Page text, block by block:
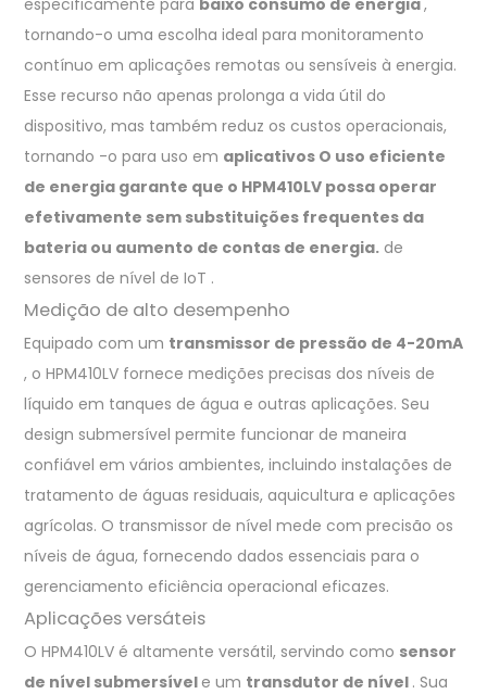
tornando-o uma escolha ideal para monitoramento
contínuo em aplicações remotas ou sensíveis à energia.
Esse recurso não apenas prolonga a vida útil do
dispositivo, mas também reduz os custos operacionais,
tornando -o para uso em aplicativos O uso eficiente
de energia garante que o HPM410LV possa operar
efetivamente sem substituições frequentes da
bateria ou aumento de contas de energia. de
sensores de nível de IoT .
Medição de alto desempenho
Equipado com um transmissor de pressão de 4-20mA
, o HPM410LV fornece medições precisas dos níveis de
líquido em tanques de água e outras aplicações. Seu
design submersível permite funcionar de maneira
confiável em vários ambientes, incluindo instalações de
tratamento de águas residuais, aquicultura e aplicações
agrícolas. O transmissor de nível mede com precisão os
níveis de água, fornecendo dados essenciais para o
gerenciamento eficiência operacional eficazes.
Aplicações versáteis
O HPM410LV é altamente versátil, servindo como sensor
de nível submersível e um transdutor de nível . Sua